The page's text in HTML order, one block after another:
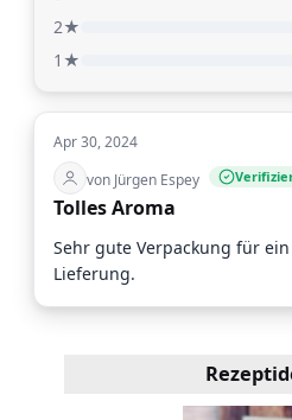
2★
1★
Apr 30, 2024
von Jürgen Espey
Tolles Aroma
Sehr gute Verpackung für
Lieferung.